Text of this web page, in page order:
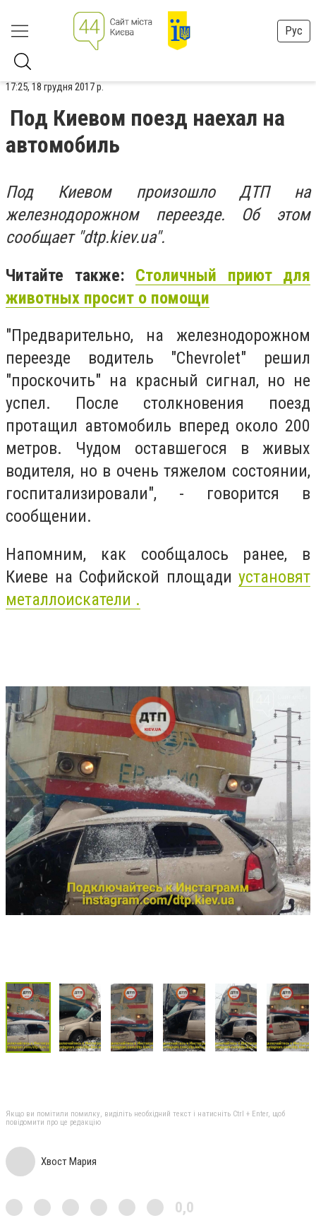
Рус
17:25, 18 грудня 2017 р.
Под Киевом поезд наехал на
автомобиль
Под Киевом произошло ДТП на
железнодорожном переезде. Об этом
сообщает "dtp.kiev.ua".
Читайте также: Столичный приют для
животных просит о помощи
"Предварительно, на железнодорожном
переезде водитель "Chevrolet" решил
"проскочить" на красный сигнал, но не
успел. После столкновения поезд
протащил автомобиль вперед около 200
метров. Чудом оставшегося в живых
водителя, но в очень тяжелом состоянии,
госпитализировали", - говорится в
сообщении.
Напомним, как сообщалось ранее, в
Киеве на Софийской площади установят
металлоискатели .
Якщо ви помітили помилку, виділіть необхідний текст і натисніть Ctrl + Enter, щоб
повідомити про це редакцію
Хвост Мария
0,0